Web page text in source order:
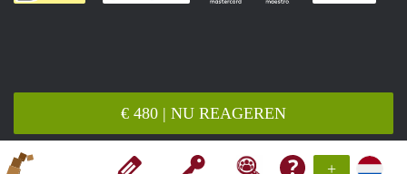
+
€ 480 | NU REAGEREN